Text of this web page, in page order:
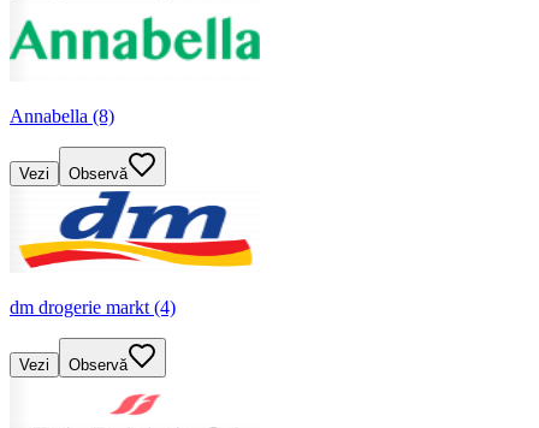
Annabella (8)
Vezi Observă
dm drogerie markt (4)
Vezi Observă